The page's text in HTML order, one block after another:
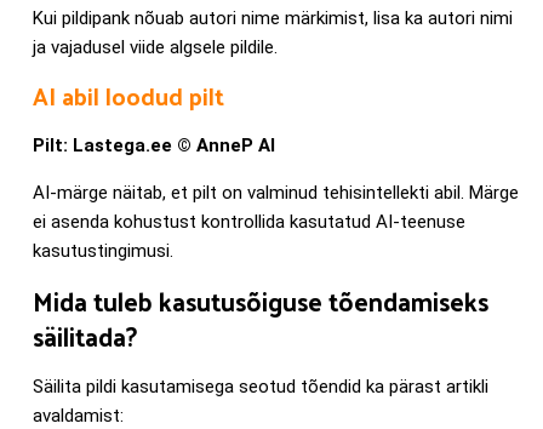
Kui pildipank nõuab autori nime märkimist, lisa ka autori nimi
ja vajadusel viide algsele pildile.
AI abil loodud pilt
Pilt: Lastega.ee © AnneP AI
AI-märge näitab, et pilt on valminud tehisintellekti abil. Märge
ei asenda kohustust kontrollida kasutatud AI-teenuse
kasutustingimusi.
Mida tuleb kasutusõiguse tõendamiseks
säilitada?
Säilita pildi kasutamisega seotud tõendid ka pärast artikli
avaldamist: